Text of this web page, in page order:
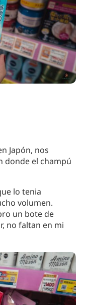
Japón, nos
donde el champú
lo tenia
volumen.
un bote de
no faltan en mi